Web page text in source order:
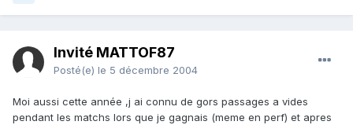
Invité MATTOF87
Posté(e) le 5 décembre 2004
Moi aussi cette année ,j ai connu de gors passages a vides
pendant les matchs lors que je gagnais (meme en perf) et apres